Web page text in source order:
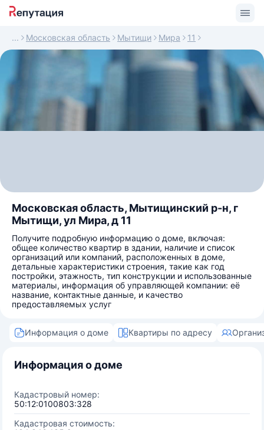
Московская область Мытищи Мира 11
Московская область, Мытищинский р-н, г
Мытищи, ул Мира, д 11
Получите подробную информацию о доме, включая:
общее количество квартир в здании, наличие и список
организаций или компаний, расположенных в доме,
детальные характеристики строения, такие как год
постройки, этажность, тип конструкции и использованные
материалы, информация об управляющей компании: её
название, контактные данные, и качество
предоставляемых услуг
Информация о доме Квартиры по адресу
Информация о доме
Кадастровый номер:
50:12:0100803:328
Кадастровая стоимость: